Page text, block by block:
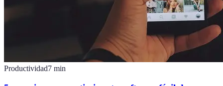
Productividad7 min